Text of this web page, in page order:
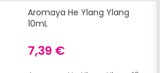
Aromaya He Ylang Ylang
10mL
7,39 €